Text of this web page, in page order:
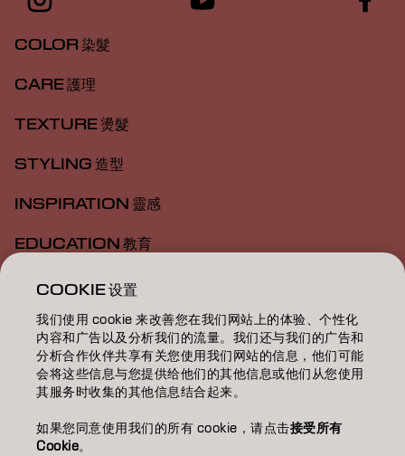
COLOR 染髮
CARE 護理
TEXTURE 燙髮
STYLING 造型
INSPIRATION 靈感
EDUCATION 教育
ABOUT 關於我們
SALON FINDER 搜尋髮廊
BECOME A PARTNER 成為合作夥伴
CONTACT US 聯絡我們
COOKIE 设置
我们使用 cookie 来改善您在我们网站上的体验、个性化
内容和广告以及分析我们的流量。我们还与我们的广告和
分析合作伙伴共享有关您使用我们网站的信息，他们可能
会将这些信息与您提供给他们的其他信息或他们从您使用
其服务时收集的其他信息结合起来。
如果您同意使用我们的所有 cookie，请点击接受所有
Cookie。